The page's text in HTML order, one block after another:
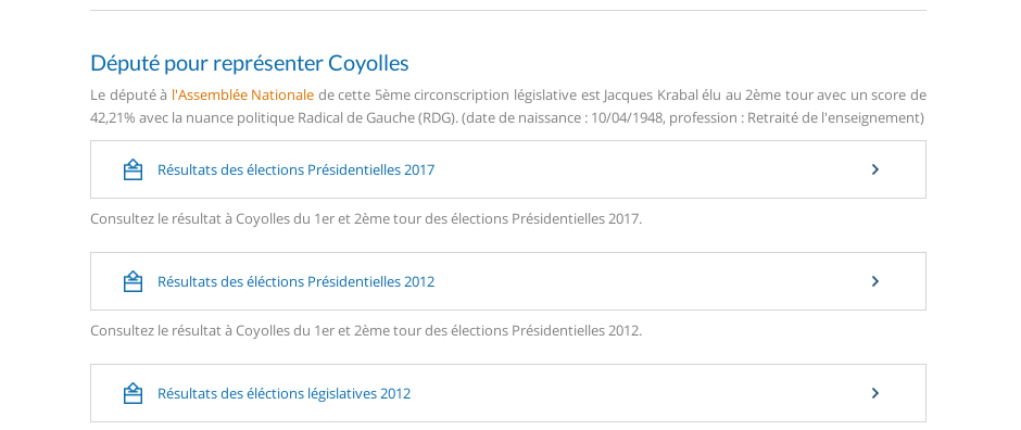
Député pour représenter Coyolles
Le député à l'Assemblée Nationale de cette 5ème circonscription législative est Jacques Krabal élu au 2ème tour avec un score de
42,21% avec la nuance politique Radical de Gauche (RDG). (date de naissance : 10/04/1948, profession : Retraité de l'enseignement)
Résultats des élections Présidentielles 2017
Consultez le résultat à Coyolles du 1er et 2ème tour des élections Présidentielles 2017.
Résultats des éléctions Présidentielles 2012
Consultez le résultat à Coyolles du 1er et 2ème tour des élections Présidentielles 2012.
Résultats des éléctions législatives 2012